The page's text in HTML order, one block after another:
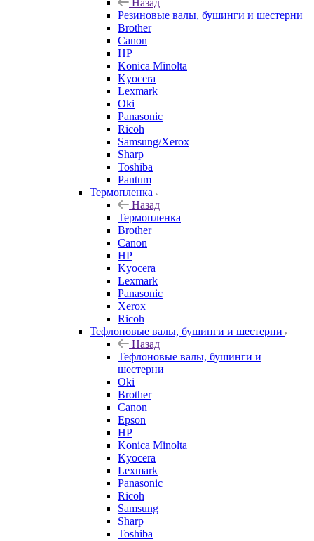
Назад
Резиновые валы, бушинги и шестерни
Brother
Canon
HP
Konica Minolta
Kyocera
Lexmark
Oki
Panasonic
Ricoh
Samsung/Xerox
Sharp
Toshiba
Pantum
Термопленка
Назад
Термопленка
Brother
Canon
HP
Kyocera
Lexmark
Panasonic
Xerox
Ricoh
Тефлоновые валы, бушинги и шестерни
Назад
Тефлоновые валы, бушинги и
шестерни
Oki
Brother
Canon
Epson
HP
Konica Minolta
Kyocera
Lexmark
Panasonic
Ricoh
Samsung
Sharp
Toshiba